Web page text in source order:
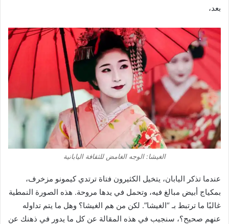
بعد،
الغيشا: الوجه الغامض للثقافة اليابانية
عندما تذكر اليابان، يتخيل الكثيرون فتاة ترتدي كيمونو مزخرف،
بمكياج أبيض مبالغ فيه، وتحمل في يدها مروحة. هذه الصورة النمطية
غالبًا ما ترتبط بـ “الغيشا”. لكن من هم الغيشا؟ وهل ما يتم تداوله
عنهم صحيح؟، سنجيب في هذه المقالة عن كل ما يدور في ذهنك عن